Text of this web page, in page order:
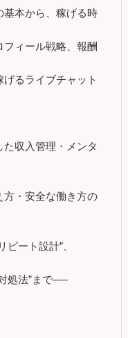
基本から、稼げる時
ィール戦略、報酬
るライブチャット
た収入管理・メンタ
方・安全な働き方の
ート設計”、
処法”まで──